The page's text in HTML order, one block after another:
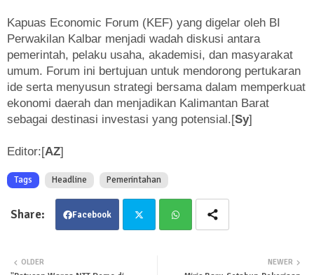
Kapuas Economic Forum (KEF) yang digelar oleh BI
Perwakilan Kalbar menjadi wadah diskusi antara
pemerintah, pelaku usaha, akademisi, dan masyarakat
umum. Forum ini bertujuan untuk mendorong pertukaran
ide serta menyusun strategi bersama dalam memperkuat
ekonomi daerah dan menjadikan Kalimantan Barat
sebagai destinasi investasi yang potensial.[Sy]
Editor:[AZ]
Tags Headline Pemerintahan
Facebook
NEWER
OLDER